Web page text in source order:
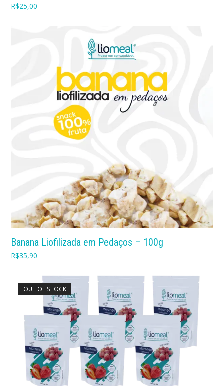
R$25,00
Banana Liofilizada em Pedaços – 100g
R$35,90
OUT OF STOCK